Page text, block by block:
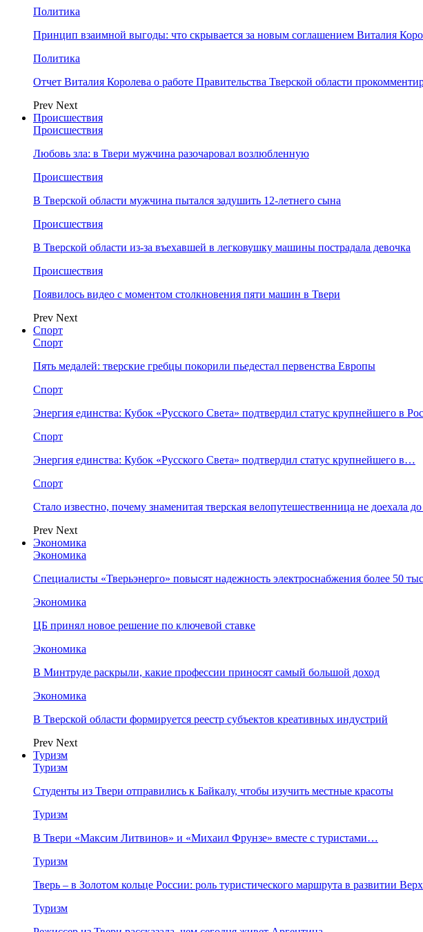
Политика
Принцип взаимной выгоды: что скрывается за новым соглашением Виталия
Политика
Отчет Виталия Королева о работе Правительства Тверской области
Prev Next
Происшествия
Происшествия
Любовь зла: в Твери мужчина разочаровал возлюбленную
Происшествия
В Тверской области мужчина пытался задушить 12-летнего сына
Происшествия
В Тверской области из-за въехавшей в легковушку машины пострадала девочка
Происшествия
Появилось видео с моментом столкновения пяти машин в Твери
Prev Next
Спорт
Спорт
Пять медалей: тверские гребцы покорили пьедестал первенства Европы
Спорт
Энергия единства: Кубок «Русского Света» подтвердил статус крупнейшего в
Спорт
Энергия единства: Кубок «Русского Света» подтвердил статус крупнейшего в…
Спорт
Стало известно, почему знаменитая тверская велопутешественница не доехала
Prev Next
Экономика
Экономика
Специалисты «Тверьэнерго» повысят надежность электроснабжения более 50
Экономика
ЦБ принял новое решение по ключевой ставке
Экономика
В Минтруде раскрыли, какие профессии приносят самый большой доход
Экономика
В Тверской области формируется реестр субъектов креативных индустрий
Prev Next
Туризм
Туризм
Студенты из Твери отправились к Байкалу, чтобы изучить местные красоты
Туризм
В Твери «Максим Литвинов» и «Михаил Фрунзе» вместе с туристами…
Туризм
Тверь – в Золотом кольце России: роль туристического маршрута в развитии
Туризм